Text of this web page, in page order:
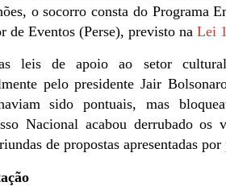
o socorro consta do Programa
de Eventos (Perse), previsto na Lei
leis de apoio ao setor
pelo presidente Jair
sido pontuais, mas
Nacional acabou derrubado os
de propostas apresentadas